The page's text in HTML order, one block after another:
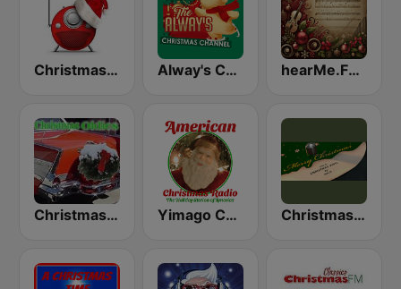
Christmas FM Alway's Christmas Channel hearMe.FM Classical Christmas
Christmas Oldies Yimago Christmas - American Christmas Radio Christmas Vinyl